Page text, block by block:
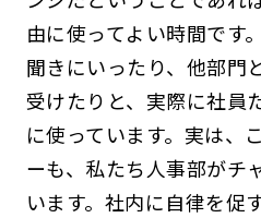
由に使ってよい時間です
聞きにいったり、他部門
受けたりと、実際に社員
に使っています。実は、
ーも、私たち人事部がチ
います。社内に自律を促